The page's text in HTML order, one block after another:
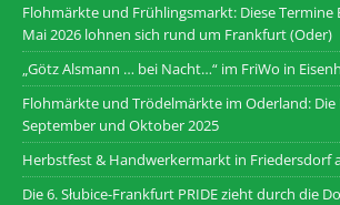
Flohmärkte und Frühlingsmarkt: Diese Termine
Mai 2026 lohnen sich rund um Frankfurt (Oder)
„Götz Alsmann … bei Nacht…“ im FriWo in
Flohmärkte und Trödelmärkte im Oderland:
September und Oktober 2025
Herbstfest & Handwerkermarkt in Friedersdorf
Die 6. Słubice-Frankfurt PRIDE zieht durch die